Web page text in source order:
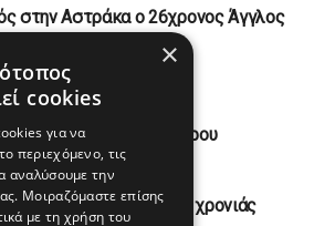
στην Αστράκα ο 26χρονος Άγγλος
Κτηματολόγιο
ανάπτυξη Ηπείρου
Περιφέρεια
της νέας σχολικής χρονιάς
×
cookies
για να
περιεχόμενο, τις
αναλύσουμε την
Μοιραζόμαστε επίσης
με τη χρήση του